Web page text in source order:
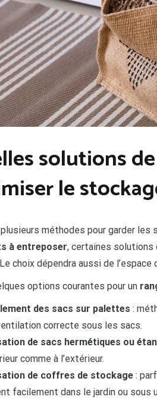
solutions
le
plusieurs méthodes pour garder les
à entreposer, certaines
Le choix dépendra aussi de
options courantes pour un
des sacs sur palettes :
correcte sous les sacs.
de sacs hermétiques ou
comme à l’extérieur.
de coffres de stockage:
facilement dans le jardin ou sous